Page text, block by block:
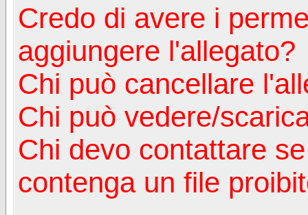
Credo di avere i
aggiungere l'allegato?
Chi può cancellare
Chi può vedere/
Chi devo contattare
contenga un file